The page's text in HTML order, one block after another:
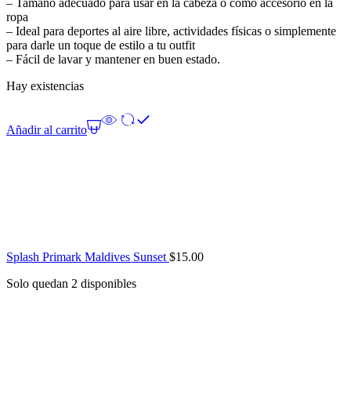
– Tamaño adecuado para usar en la cabeza o como accesorio en la
ropa
– Ideal para deportes al aire libre, actividades físicas o simplemente
para darle un toque de estilo a tu outfit
– Fácil de lavar y mantener en buen estado.
Hay existencias
Añadir al carrito
Splash Primark Maldives Sunset $15.00
Solo quedan 2 disponibles